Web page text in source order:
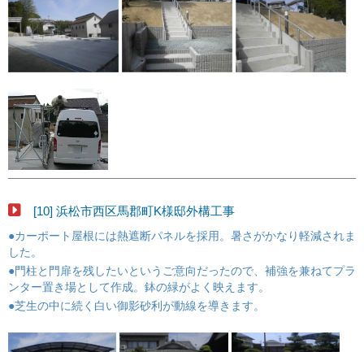
[10] 浜松市西区馬郡町K様邸外構工事
●カーポート屋根には熱遮断パネルを採用。暑さがかなり軽減されま
した。
●門柱と門扉を残したいというご意向だったので、補強を兼ねてプラ
ンター置き場として作成。鉢の緑がよく映えます。
●芝生の中に続く白い御影砂利が動線を導きます。